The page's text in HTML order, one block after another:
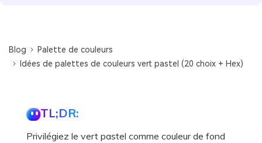
Blog
Palette de couleurs
Idées de palettes de couleurs vert pastel (20 choix + Hex)
TL;DR:
Privilégiez le vert pastel comme couleur de fond